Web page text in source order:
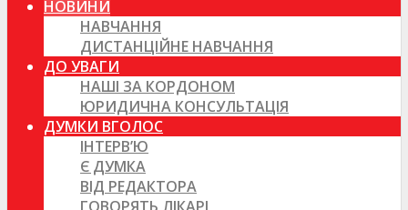
НОВИНИ
НАВЧАННЯ
ДИСТАНЦІЙНЕ НАВЧАННЯ
ДО УВАГИ
НАШІ ЗА КОРДОНОМ
ЮРИДИЧНА КОНСУЛЬТАЦІЯ
ДУМКИ ВГОЛОС
ІНТЕРВ’Ю
Є ДУМКА
ВІД РЕДАКТОРА